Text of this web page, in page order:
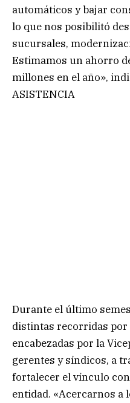
automáticos y bajar
lo que nos posibilitó
sucursales,
Estimamos un ahorro
millones en el año»,
ASISTENCIA
Durante el último
distintas recorridas
encabezadas por la
gerentes y síndicos, a
fortalecer el vínculo
entidad. «Acercarnos